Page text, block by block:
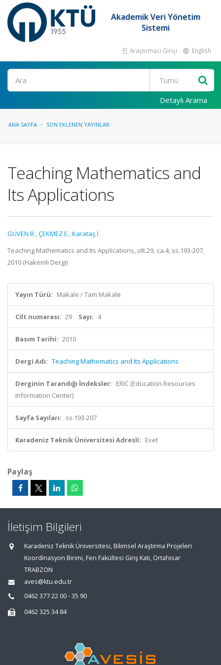
Akademik Veri Yönetim
Sistemi
Araştırmacı Girişi English
Ara
Detaylı Arama
ANA SAYFA SON EKLENEN YAYINLAR
Teaching Mathematics and
Its Applications
GÜVEN B.,ÇEKMEZ E.,Karataş İ.
Teaching Mathematics and Its Applications, cilt.29, sa.4, ss.193-207,
2010 (Hakemli Dergi)
Yayın Türü: Makale / Tam Makale
Cilt numarası: 29 Sayı: 4
Basım Tarihi: 2010
Dergi Adı: Teaching Mathematics and Its Applications
Derginin Tarandığı İndeksler: ERIC (Education Resources
Information Center)
Sayfa Sayıları: ss.193-207
Karadeniz Teknik Üniversitesi Adresli: Evet
Paylaş
İletişim Bilgileri
Karadeniz Teknik Üniversitesi, Bilimsel Araştırma Projeleri
Koordinasyon Birimi, Fen Fakültesi Giriş Katı, Ortahisar
TRABZON
aves@ktu.edu.tr
0462 377 22 00 - 35 90
0462 325 34 84